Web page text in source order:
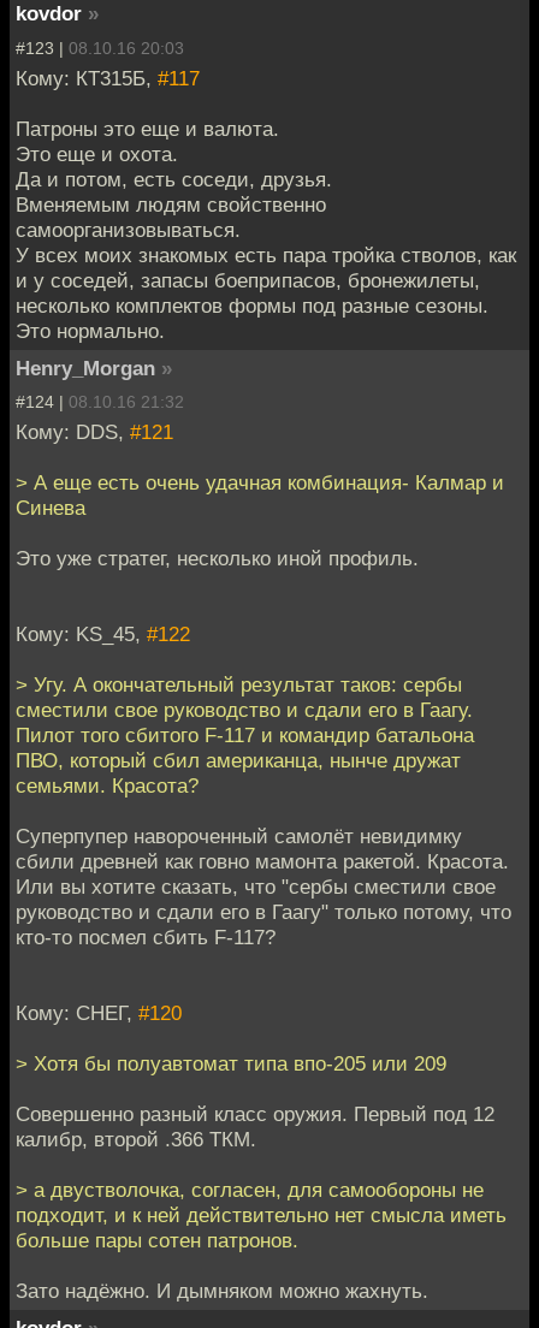
kovdor »
#123 | 08.10.16 20:03
Кому: КТ315Б, #117
Патроны это еще и валюта.
Это еще и охота.
Да и потом, есть соседи, друзья.
Вменяемым людям свойственно
самоорганизовываться.
У всех моих знакомых есть пара тройка стволов, как
и у соседей, запасы боеприпасов, бронежилеты,
несколько комплектов формы под разные сезоны.
Это нормально.
Henry_Morgan »
#124 | 08.10.16 21:32
Кому: DDS, #121
> А еще есть очень удачная комбинация- Калмар и
Синева
Это уже стратег, несколько иной профиль.
Кому: KS_45, #122
> Угу. А окончательный результат таков: сербы
сместили свое руководство и сдали его в Гаагу.
Пилот того сбитого F-117 и командир батальона
ПВО, который сбил американца, нынче дружат
семьями. Красота?
Суперпупер навороченный самолёт невидимку
сбили древней как говно мамонта ракетой. Красота.
Или вы хотите сказать, что "сербы сместили свое
руководство и сдали его в Гаагу" только потому, что
кто-то посмел сбить F-117?
Кому: СНЕГ, #120
> Хотя бы полуавтомат типа впо-205 или 209
Совершенно разный класс оружия. Первый под 12
калибр, второй .366 ТКМ.
> а двустволочка, согласен, для самообороны не
подходит, и к ней действительно нет смысла иметь
больше пары сотен патронов.
Зато надёжно. И дымняком можно жахнуть.